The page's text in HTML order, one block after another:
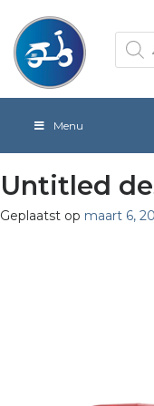
Menu
Untitled
Geplaatst op maart 6,